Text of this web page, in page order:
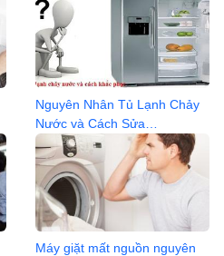
Nguyên Nhân Tủ Lạnh Chảy
Nước và Cách Sửa
0936.04.2368
Máy giặt mất nguồn nguyên